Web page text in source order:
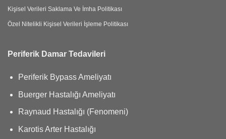
Kişisel Verileri Saklama Ve İmha Politikası
Özel Nitelikli Kişisel Verileri İşleme Politikası
Periferik Damar Tedavileri
Periferik Bypass Ameliyatı
Buerger Hastalığı Ameliyatı
Raynaud Hastalığı (Fenomeni)
Karotis Arter Hastalığı